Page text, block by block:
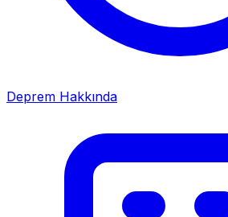
Deprem Hakkında